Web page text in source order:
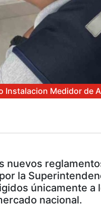
Instalacion Medidor de
nuevos
la
únicamente a
nacional.